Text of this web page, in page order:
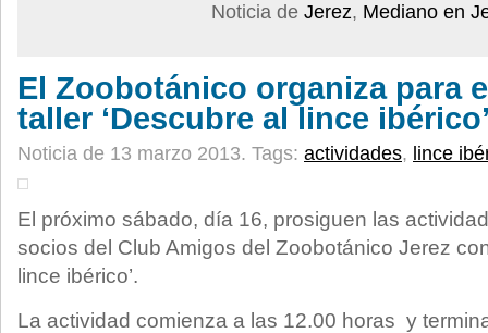
Noticia de Jerez, Mediano en
El Zoobotánico organiza para
taller ‘Descubre al lince
Noticia de 13 marzo 2013. Tags: actividades, lince
El próximo sábado, día 16, prosiguen las
socios del Club Amigos del Zoobotánico Jerez
lince ibérico’.
La actividad comienza a las 12.00 horas y